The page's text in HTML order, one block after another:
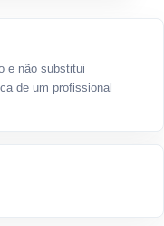
e não substitui
de um profissional